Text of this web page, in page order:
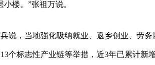
楼。”张祖万说。
说，当地强化吸纳就业、返乡创业、劳务
个标志性产业链等举措，近3年已累计新